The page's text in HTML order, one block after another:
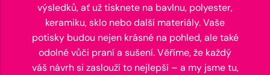
výsledků, ať už tisknete na bavlnu, polyester,
keramiku, sklo nebo další materiály. Vaše
potisky budou nejen krásné na pohled, ale také
odolné vůči praní a sušení. Věříme, že každý
váš návrh si zaslouží to nejlepší – a my jsme tu,